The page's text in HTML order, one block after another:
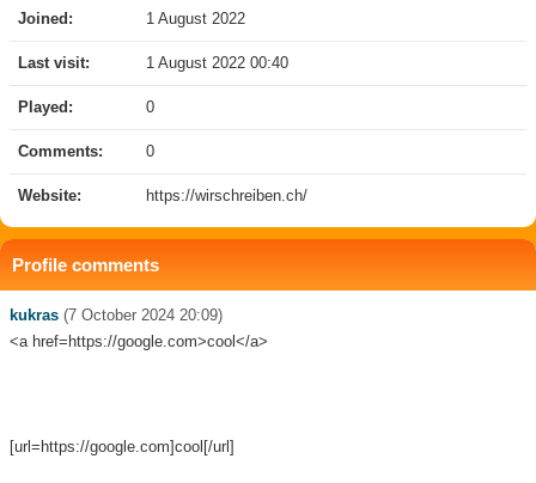
Joined: 1 August 2022
Last visit: 1 August 2022 00:40
Played: 0
Comments: 0
Website: https://wirschreiben.ch/
Profile comments
kukras (7 October 2024 20:09)
<a href=https://google.com>cool</a>
[url=https://google.com]cool[/url]